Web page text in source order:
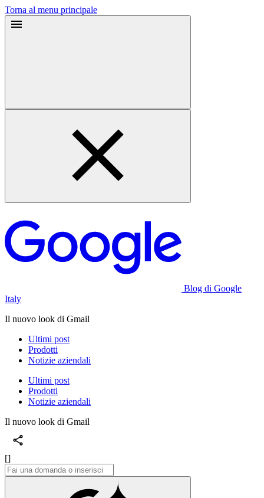
Torna al menu principale
Blog di Google
Italy
Il nuovo look di Gmail
Ultimi post
Prodotti
Notizie aziendali
Ultimi post
Prodotti
Notizie aziendali
Il nuovo look di Gmail
[]